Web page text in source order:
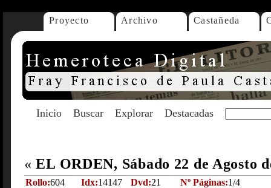
Proyecto Archivo Castañeda
Inicio Buscar Explorar Destacadas
« EL ORDEN, Sábado 22 de Agosto
Rollo:604 Idx:14147 Dvd:21 Nº Páginas:1/4